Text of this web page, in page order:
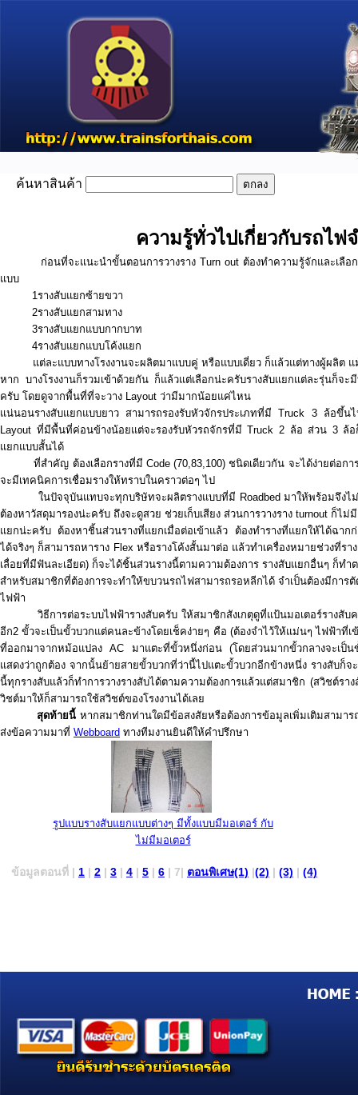
ค้นหาสินค้า
ความรู้ทั่วไปเกี่ยวกับรถไฟ
ก่อนที่จะแนะนำขั้นตอนการวางราง Turn out ต้องทำความรู้จักและเลือก
แบบ
1รางสับแยกซ้ายขวา
2รางสับแยกสามทาง
3รางสับแยกแบบกากบาท
4รางสับแยกแบบโค้งแยก
แต่ละแบบทางโรงงานจะผลิตมาแบบคู่ หรือแบบเดี่ยว ก็แล้วแต่ทางผู้ผลิต แม้
หาก บางโรงงานก็รวมเข้าด้วยกัน ก็แล้วแต่เลือกน่ะครับรางสับแยกแต่ละรุ่นก็
ครับ โดยดูจากพื้นที่ที่จะวาง Layout ว่ามีมากน้อยแค่ไหน
แน่นอนรางสับแยกแบบยาว สามารถรองรับหัวจักรประเภทที่มี Truck 3 ล้อขึ้น
Layout ที่มีพื้นที่ค่อนข้างน้อยแต่จะรองรับหัวรถจักรที่มี Truck 2 ล้อ ส่วน 3 ล้อ
แยกแบบสั้นได้
ที่สำคัญ ต้องเลือกรางที่มี Code (70,83,100) ชนิดเดียวกัน จะได้ง่ายต่อการ
จะมีเทคนิคการเชื่อมรางให้ทราบในคราวต่อๆ ไป
ในปัจจุบันแทบจะทุกบริษัทจะผลิตรางแบบที่มี Roadbed มาให้พร้อมจึงไม่ต้
ต้องหาวัสดุมารองน่ะครับ ถึงจะดูสวย ช่วยเก็บเสียง ส่วนการวางราง turnout ก็ไ
แยกน่ะครับ ต้องหาชิ้นส่วนรางที่แยกเมื่อต่อเข้าแล้ว ต้องทำรางที่แยกให้ได้ฉาก
ได้จริงๆ ก็สามารถหาราง Flex หรือรางโค้งสั้นมาต่อ แล้วทำเครื่องหมายช่วงที่ร
เลื่อยที่มีฟันละเอียด) ก็จะได้ชิ้นส่วนรางนี้ตามความต้องการ รางสับแยกอื่นๆ ก็ทำ
สำหรับสมาชิกที่ต้องการจะทำให้ขบวนรถไฟสามารถรอหลีกได้ จำเป็นต้องมีการ
ไฟฟ้า
วิธีการต่อระบบไฟฟ้ารางสับครับ ให้สมาชิกสังเกตุดูที่แป้นมอเตอร์รางสับค
อีก2 ขั้วจะเป็นขั้วบวกแต่คนละข้างโดยเช็คง่ายๆ คือ (ต้องจำไว้ให้แม่นๆ ไฟฟ้าที่เ
ที่ออกมาจากหม้อแปลง AC มาแตะที่ขั้วหนึ่งก่อน (โดยส่วนมากขั้วกลางจะเป็น
แสดงว่าถูกต้อง จากนั้นย้ายสายขั้วบวกที่ว่านี้ไปแตะขั้วบวกอีกข้างหนึ่ง รางสับก็
นี้ทุกรางสับแล้วก็ทำการวางรางสับได้ตามความต้องการแล้วแต่สมาชิก (สวิชต์ร
วิชต์มาให้ก็สามารถใช้สวิชต์ของโรงงานได้เลย
สุดท้ายนี้ หากสมาชิกท่านใดมีข้อสงสัยหรือต้องการข้อมูลเพิ่มเติมสามา
ส่งข้อความมาที่ Webboard ทางทีมงานยินดีให้คำปรึกษา
รูปแบบรางสับแยกแบบต่างๆ มีทั้งแบบมีมอเตอร์ กับ
ไม่มีมอเตอร
ข้อมูลตอนที่ | 1 | 2 | 3 | 4 | 5 | 6 | 7| ตอนพิเศษ(1) |(2) | (3) | (4)